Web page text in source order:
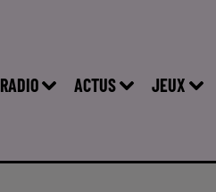
RADIO ACTUS JEUX